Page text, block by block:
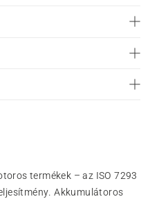
termékek – az ISO 7293
Akkumulátoros